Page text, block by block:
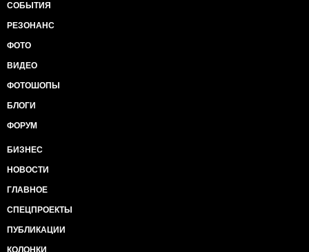
СОБЫТИЯ
РЕЗОНАНС
ФОТО
ВИДЕО
ФОТОШОПЫ
БЛОГИ
ФОРУМ
БИЗНЕС
НОВОСТИ
ГЛАВНОЕ
СПЕЦПРОЕКТЫ
ПУБЛИКАЦИИ
КОЛОНКИ